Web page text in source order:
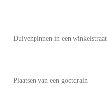
Duivenpinnen in een winkelstraat
Plaatsen van een gootdrain